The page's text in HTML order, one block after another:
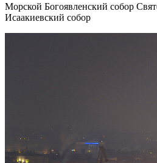
Морской Богоявленский собор
Исаакиевский собор